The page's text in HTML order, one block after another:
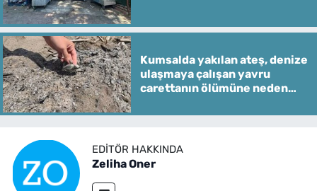
Kumsalda yakılan ateş, denize
ulaşmaya çalışan yavru
carettanın ölümüne neden
EDITÖR HAKKINDA
Zeliha Oner